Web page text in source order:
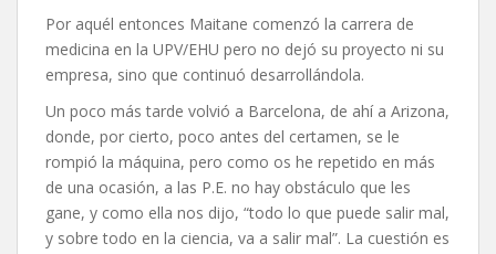
Por aquél entonces Maitane comenzó la carrera de
medicina en la UPV/EHU pero no dejó su proyecto ni su
empresa, sino que continuó desarrollándola.
Un poco más tarde volvió a Barcelona, de ahí a Arizona,
donde, por cierto, poco antes del certamen, se le
rompió la máquina, pero como os he repetido en más
de una ocasión, a las P.E. no hay obstáculo que les
gane, y como ella nos dijo, “todo lo que puede salir mal,
y sobre todo en la ciencia, va a salir mal”. La cuestión es